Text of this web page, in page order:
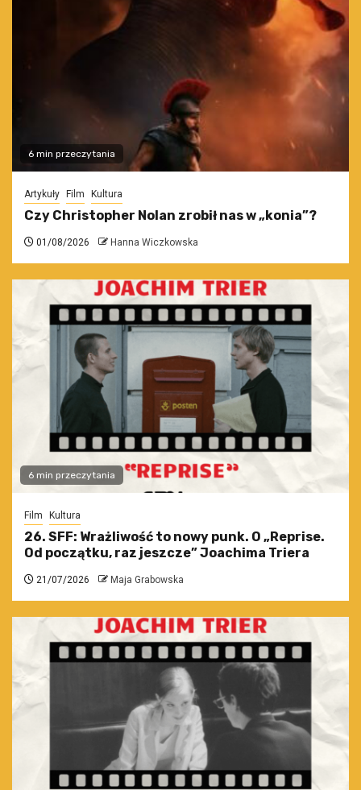
6 min przeczytania
Artykuły Film Kultura
Czy Christopher Nolan zrobił nas w „konia”?
01/08/2026 Hanna Wiczkowska
6 min przeczytania
Film Kultura
26. SFF: Wrażliwość to nowy punk. O „Reprise.
Od początku, raz jeszcze” Joachima Triera
21/07/2026 Maja Grabowska